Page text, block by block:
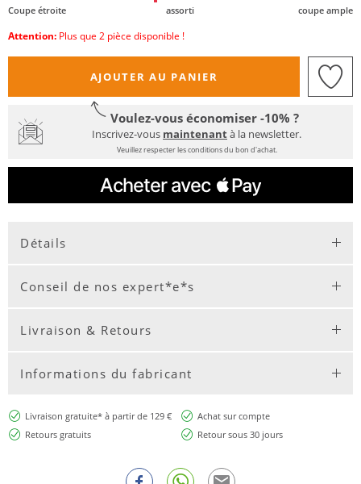
Coupe étroite assorti coupe ample
Attention: Plus que 2 pièce disponible !
AJOUTER AU PANIER
Voulez-vous économiser -10% ?
Inscrivez-vous maintenantà la newsletter.
Veuillez respecter les conditions du bon d'achat.
Détails
Conseil de nos expert*e*s
Livraison & Retours
Informations du fabricant
Livraison gratuite* à partir de 129 €
Achat sur compte
Retours gratuits
Retour sous 30 jours